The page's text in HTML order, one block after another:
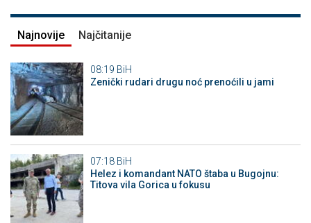
Najnovije Najčitanije
08:19 BiH
Zenički rudari drugu noć prenoćili u jami
07:18 BiH
Helez i komandant NATO štaba u Bugojnu:
Titova vila Gorica u fokusu